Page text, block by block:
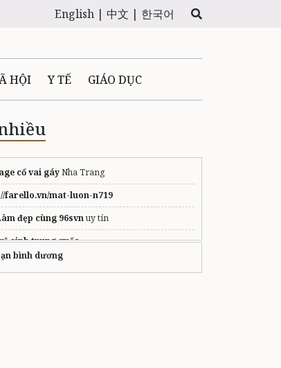
English | 中文 | 한국어
HỘI Y TẾ GIÁO DỤC
PHÁP LUẬT
CÁO
cổ vai gáyNha Trang
farello.vn/mat-luon-n719
đẹp cùng 96svnuy tín
sinh trung quốc
nắng ngoài trời
bình dương